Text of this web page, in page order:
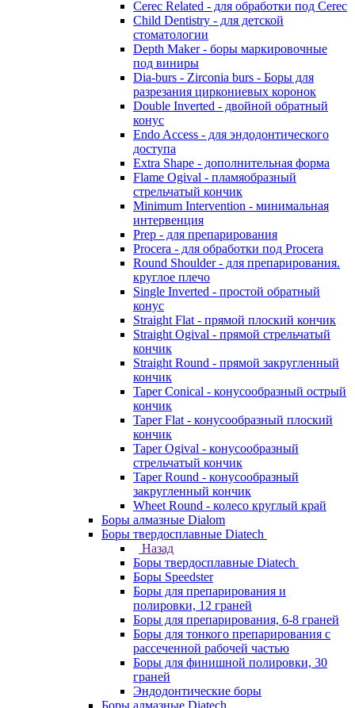
Cerec Related - для обработки под Cerec
Child Dentistry - для детской
стоматологии
Depth Maker - боры маркировочные
под виниры
Dia-burs - Zirconia burs - Боры для
разрезания циркониевых коронок
Double Inverted - двойной обратный
конус
Endo Access - для эндодонтического
доступа
Extra Shape - дополнительная форма
Flame Ogival - пламяобразный
стрельчатый кончик
Minimum Intervention - минимальная
интервенция
Prep - для препарирования
Procera - для обработки под Procera
Round Shoulder - для препарирования.
круглое плечо
Single Inverted - простой обратный
конус
Straight Flat - прямой плоский кончик
Straight Ogival - прямой стрельчатый
кончик
Straight Round - прямой закругленный
кончик
Taper Conical - конусообразный острый
кончик
Taper Flat - конусообразный плоский
кончик
Taper Ogival - конусообразный
стрельчатый кончик
Taper Round - конусообразный
закругленный кончик
Wheet Round - колесо круглый край
Боры алмазные Dialom
Боры твердосплавные Diatech
Назад
Боры твердосплавные Diatech
Боры Speedster
Боры для препарирования и
полировки, 12 граней
Боры для препарирования, 6-8 граней
Боры для тонкого препарирования с
рассеченной рабочей частью
Боры для финишной полировки, 30
граней
Эндодонтические боры
Боры алмазные Diatech